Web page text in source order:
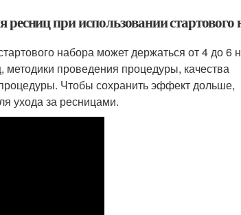
ресниц при использовании стартового
набора может держаться от 4 до 6
проведения процедуры, качества
Чтобы сохранить эффект дольше,
ухода за ресницами.